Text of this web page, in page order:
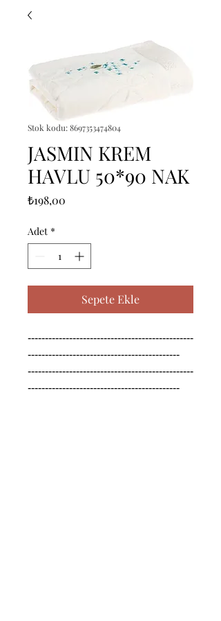
Stok kodu: 8697353474804
JASMIN KREM
HAVLU 50*90 NAK
₺198,00
Adet *
Sepete Ekle
------------------------------------------------
--------------------------------------------
------------------------------------------------
--------------------------------------------